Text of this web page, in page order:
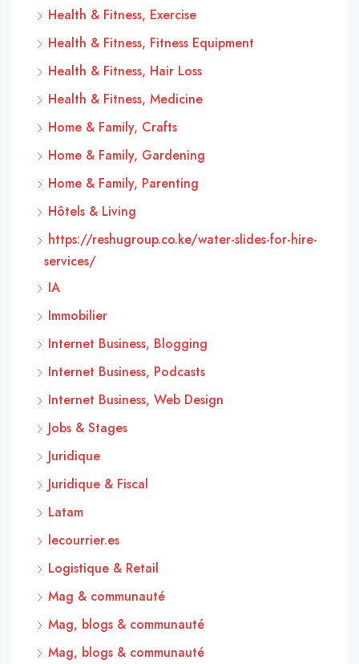
Health & Fitness, Exercise
Health & Fitness, Fitness Equipment
Health & Fitness, Hair Loss
Health & Fitness, Medicine
Home & Family, Crafts
Home & Family, Gardening
Home & Family, Parenting
Hôtels & Living
https://reshugroup.co.ke/water-slides-for-hire-
services/
IA
Immobilier
Internet Business, Blogging
Internet Business, Podcasts
Internet Business, Web Design
Jobs & Stages
Juridique
Juridique & Fiscal
Latam
lecourrier.es
Logistique & Retail
Mag & communauté
Mag, blogs & communauté
Mag, blogs & communauté